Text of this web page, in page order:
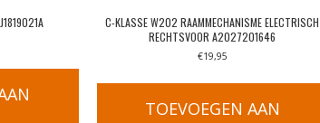
C-KLASSE W202 RAAMMECHANISME ELECTRISCH
RECHTSVOOR A2027201646
€19,95
TOEVOEGEN AAN